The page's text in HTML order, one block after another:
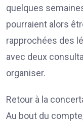
quelques
pourraient alors
rapprochées des
avec deux
organiser.
Retour à la
Au bout du